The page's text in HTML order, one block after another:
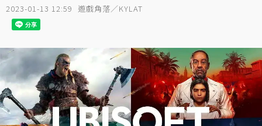
2023-01-13 12:59 遊戲角落／KYLAT